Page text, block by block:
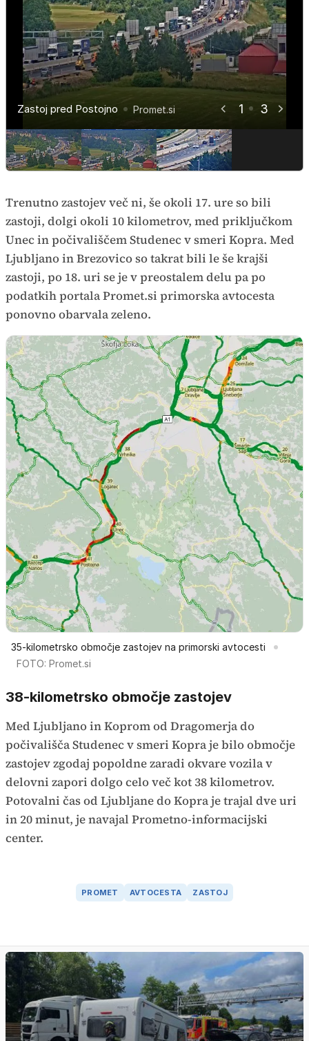
1 3
Zastoj pred Postojno Promet.si
Kolona pri Postojni Promet.si
Delovna zapora pred Postojno
Promet.si
Trenutno zastojev več ni, še okoli 17. ure so bili
zastoji, dolgi okoli 10 kilometrov, med priključkom
Unec in počivališčem Studenec v smeri Kopra. Med
Ljubljano in Brezovico so takrat bili le še krajši
zastoji, po 18. uri se je v preostalem delu pa po
podatkih portala Promet.si primorska avtocesta
ponovno obarvala zeleno.
35-kilometrsko območje zastojev na primorski avtocesti
FOTO: Promet.si
38-kilometrsko območje zastojev
Med Ljubljano in Koprom od Dragomerja do
počivališča Studenec v smeri Kopra je bilo območje
zastojev zgodaj popoldne zaradi okvare vozila v
delovni zapori dolgo celo več kot 38 kilometrov.
Potovalni čas od Ljubljane do Kopra je trajal dve uri
in 20 minut, je navajal Prometno-informacijski
center.
PROMET AVTOCESTA ZASTOJ